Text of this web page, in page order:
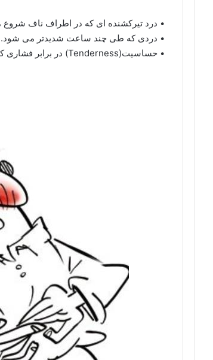
• درد تیرکشنده ای که در اطراف ناف
• دردی که طی چند ساعت شدیدتر می شود.
• حساسیت(Tenderness) در برابر فشاری که شما در سمت راست پایین شکم اعمال می کنید.